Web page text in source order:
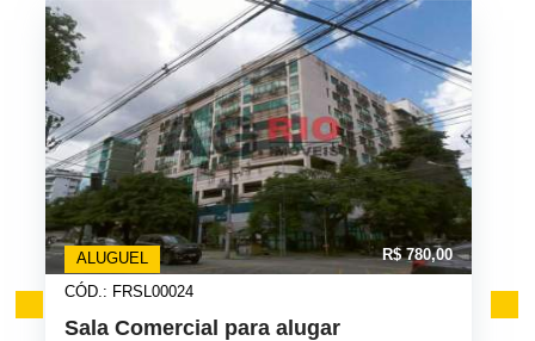
ALUGUEL R$ 780,00
CÓD.: FRSL00024
Sala Comercial para alugar